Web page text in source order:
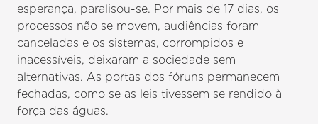
esperança, paralisou-se. Por mais de 17 dias, os
processos não se movem, audiências foram
canceladas e os sistemas, corrompidos e
inacessíveis, deixaram a sociedade sem
alternativas. As portas dos fóruns permanecem
fechadas, como se as leis tivessem se rendido à
força das águas.